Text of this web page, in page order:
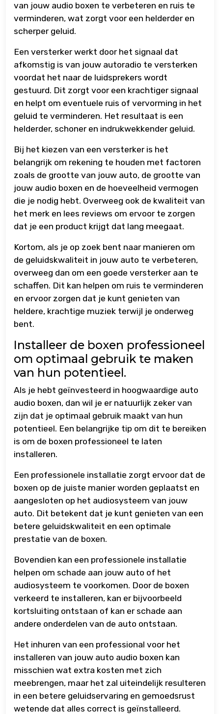
van jouw audio boxen te verbeteren en ruis te
verminderen, wat zorgt voor een helderder en
scherper geluid.
Een versterker werkt door het signaal dat
afkomstig is van jouw autoradio te versterken
voordat het naar de luidsprekers wordt
gestuurd. Dit zorgt voor een krachtiger signaal
en helpt om eventuele ruis of vervorming in het
geluid te verminderen. Het resultaat is een
helderder, schoner en indrukwekkender geluid.
Bij het kiezen van een versterker is het
belangrijk om rekening te houden met factoren
zoals de grootte van jouw auto, de grootte van
jouw audio boxen en de hoeveelheid vermogen
die je nodig hebt. Overweeg ook de kwaliteit van
het merk en lees reviews om ervoor te zorgen
dat je een product krijgt dat lang meegaat.
Kortom, als je op zoek bent naar manieren om
de geluidskwaliteit in jouw auto te verbeteren,
overweeg dan om een goede versterker aan te
schaffen. Dit kan helpen om ruis te verminderen
en ervoor zorgen dat je kunt genieten van
heldere, krachtige muziek terwijl je onderweg
bent.
Installeer de boxen professioneel
om optimaal gebruik te maken
van hun potentieel.
Als je hebt geïnvesteerd in hoogwaardige auto
audio boxen, dan wil je er natuurlijk zeker van
zijn dat je optimaal gebruik maakt van hun
potentieel. Een belangrijke tip om dit te bereiken
is om de boxen professioneel te laten
installeren.
Een professionele installatie zorgt ervoor dat de
boxen op de juiste manier worden geplaatst en
aangesloten op het audiosysteem van jouw
auto. Dit betekent dat je kunt genieten van een
betere geluidskwaliteit en een optimale
prestatie van de boxen.
Bovendien kan een professionele installatie
helpen om schade aan jouw auto of het
audiosysteem te voorkomen. Door de boxen
verkeerd te installeren, kan er bijvoorbeeld
kortsluiting ontstaan of kan er schade aan
andere onderdelen van de auto ontstaan.
Het inhuren van een professional voor het
installeren van jouw auto audio boxen kan
misschien wat extra kosten met zich
meebrengen, maar het zal uiteindelijk resulteren
in een betere geluidservaring en gemoedsrust
wetende dat alles correct is geïnstalleerd.